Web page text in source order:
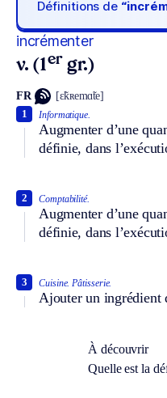
Définitions de
incrémenter
v. (1er gr.)
FR [ɛ̃kʀemɑ̃te]
Informatique.
Augmenter d’une
définie, dans
1
Comptabilité.
Augmenter d’une
définie, dans
2
Cuisine. Pâtisserie.
Ajouter un ingrédient
3
À découvrir
Quelle est la